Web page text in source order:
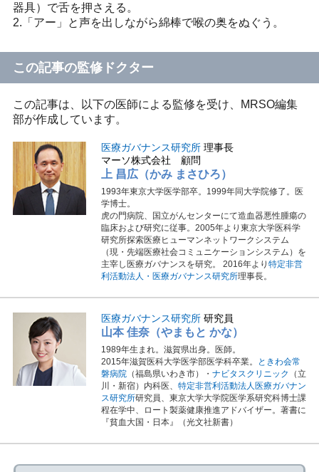
器具）で舌を押さえる。
2.「アー」と声を出しながら綿棒で喉の奥をぬぐう。
この記事の監修ドクター
この記事は、以下の医師による監修を受け、MRSO編集
部が作成しています。
医療ガバナンス研究所理事長
マーソ株式会社 顧問
上 昌広（かみ まさひろ）
1993年東京大学医学部卒。1999年同大学院修了。医
学博士。
虎の門病院、国立がんセンターにて造血器悪性腫瘍の
臨床および研究に従事。2005年より東京大学医科学
研究所探索医療ヒューマンネットワークシステム
（現・先端医療社会コミュニケーションシステム）を
主宰し医療ガバナンスを研究。 2016年より 特定非営
利活動法人・医療ガバナンス研究所理事長。
医療ガバナンス研究所研究員
山本 佳奈（やまもと かな）
1989年生まれ。滋賀県出身。医師。
2015年滋賀医科大学医学部医学科卒業。
ときわ会常
磐病院（福島県いわき市）・ ナビタスクリニック
（立
川・新宿）内科医、 特定非営利活動法人医療ガバナン
ス研究所研究員、東京大学大学院医学系研究科博士課
程在学中、ロート製薬健康推進アドバイザー。著書に
『貧血大国・日本』（光文社新書）